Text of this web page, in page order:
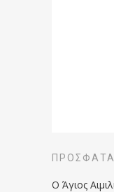
Ο Άγιος